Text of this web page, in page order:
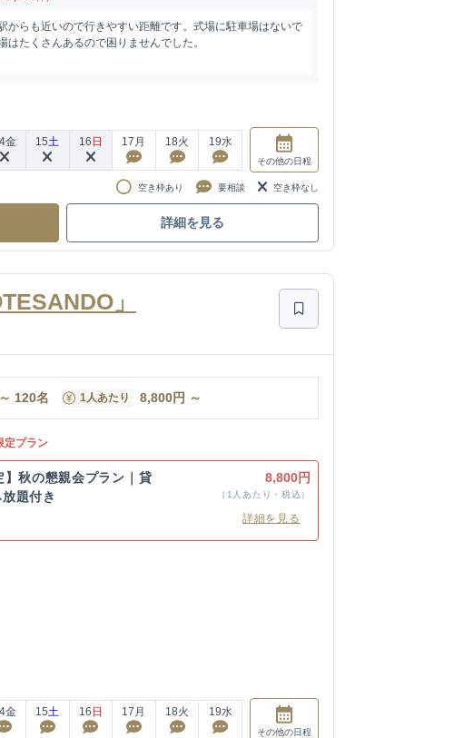
からも近いので行きやすい距離です。式場に駐車場はないで
はたくさんあるので困りませんでした。
金 15土 16 日 17 月 18火 19水
その他の日程
空き枠あり 要相談 空き枠なし
詳細を見る
」
～ 120名 1人あたり 8,800円 ～
定プラン
】秋の懇親会プラン｜貸
題付き
8,800円
（1人あたり・税込）
詳細を見る
金 15土 16 日 17 月 18火 19水
その他の日程